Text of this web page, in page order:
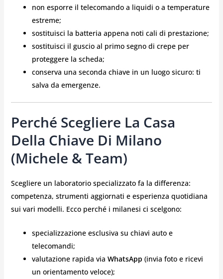
non esporre il telecomando a liquidi o a temperature
estreme;
sostituisci la batteria appena noti cali di prestazione;
sostituisci il guscio al primo segno di crepe per
proteggere la scheda;
conserva una seconda chiave in un luogo sicuro: ti
salva da emergenze.
Perché Scegliere La Casa
Della Chiave Di Milano
(Michele & Team)
Scegliere un laboratorio specializzato fa la differenza:
competenza, strumenti aggiornati e esperienza quotidiana
sui vari modelli. Ecco perché i milanesi ci scelgono:
specializzazione esclusiva su chiavi auto e
telecomandi;
valutazione rapida via WhatsApp (invia foto e ricevi
un orientamento veloce);